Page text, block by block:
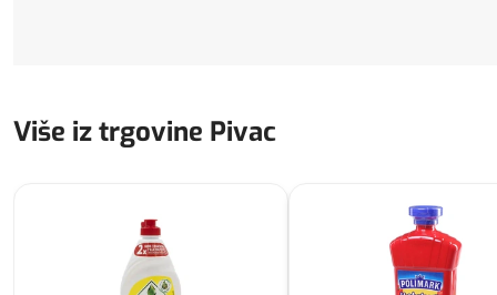
Više iz trgovine Pivac